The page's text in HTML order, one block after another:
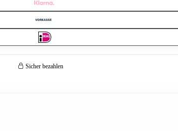
Sicher bezahlen